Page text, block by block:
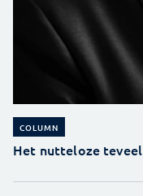
COLUMN
Het nutteloze teveel